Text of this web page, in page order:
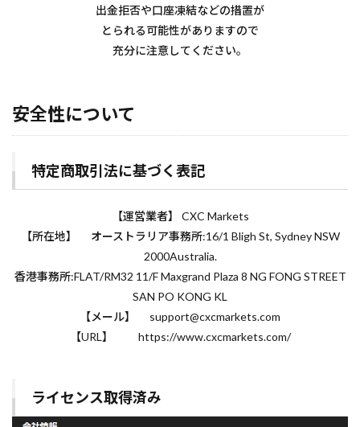
出金拒否や口座凍結などの措置が
とられる可能性がありますので
充分に注意してください。
安全性について
特定商取引法に基づく表記
【運営業者】 CXC Markets
【所在地】 オーストラリア事務所:16/1 Bligh St, Sydney NSW
2000Australia.
香港事務所:FLAT/RM32 11/F Maxgrand Plaza 8 NG FONG STREET
SAN PO KONG KL
【メール】 support@cxcmarkets.com
【URL】 https://www.cxcmarkets.com/
ライセンス取得済み